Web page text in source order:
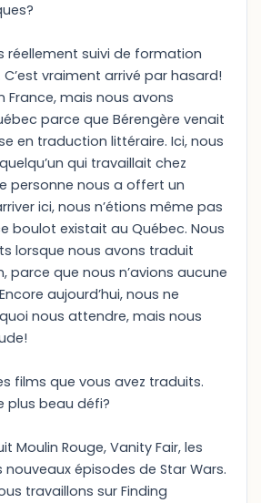
réellement suivi de formation
vraiment arrivé par hasard!
France, mais nous avons
parce que Bérengère venait
en traduction littéraire. Ici, nous
qui travaillait chez
personne nous a offert un
ici, nous n’étions même pas
boulot existait au Québec. Nous
lorsque nous avons traduit
parce que nous n’avions aucune
aujourd’hui, nous ne
nous attendre, mais nous
films que vous avez traduits.
plus beau défi?
Moulin Rouge, Vanity Fair, les
nouveaux épisodes de Star Wars.
travaillons sur Finding